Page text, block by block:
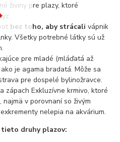
živiny pre plazy, ktoré
bez toho, aby strácalivápnik
Všetky potrebné látky sú už
pre mladé (mláďatá až
je agama bradatá. Môže sa
pre dospelé bylinožravce.
zápach Exkluzívne krmivo, ktoré
v porovnaní so živým
nelepia na akvárium.
druhy plazov: